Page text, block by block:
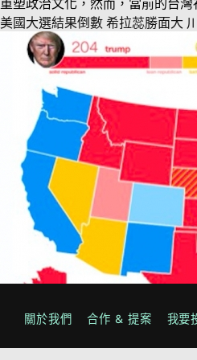
重塑政治文化，然而，當前的台
美國大選結果倒數 希拉蕊勝面大
美國總統大選最後一周，果然充
關於我們 合作 & 提案 我要